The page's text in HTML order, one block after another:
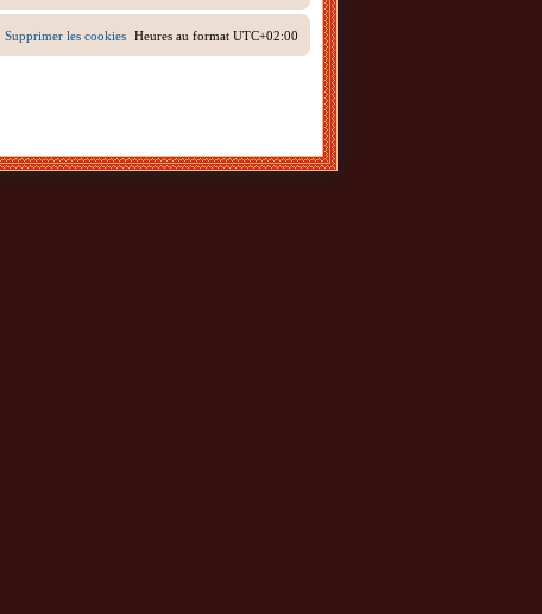
Heures au format UTC+02:00
Supprimer les cookies